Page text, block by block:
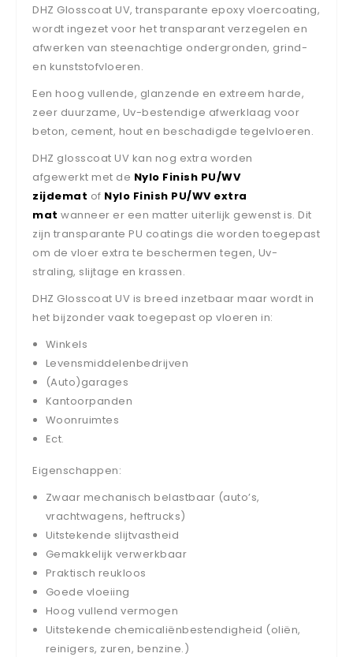
DHZ Glosscoat UV, transparante epoxy vloercoating,
wordt ingezet voor het transparant verzegelen en
afwerken van steenachtige ondergronden, grind-
en kunststofvloeren.
Een hoog vullende, glanzende en extreem harde,
zeer duurzame, Uv-bestendige afwerklaag voor
beton, cement, hout en beschadigde tegelvloeren.
DHZ glosscoat UV kan nog extra worden
afgewerkt met de Nylo Finish PU/WV
zijdemat of Nylo Finish PU/WV extra
mat wanneer er een matter uiterlijk gewenst is. Dit
zijn transparante PU coatings die worden toegepast
om de vloer extra te beschermen tegen, Uv-
straling, slijtage en krassen.
DHZ Glosscoat UV is breed inzetbaar maar wordt in
het bijzonder vaak toegepast op vloeren in:
Winkels
Levensmiddelenbedrijven
(Auto)garages
Kantoorpanden
Woonruimtes
Ect.
Eigenschappen:
Zwaar mechanisch belastbaar (auto’s,
vrachtwagens, heftrucks)
Uitstekende slijtvastheid
Gemakkelijk verwerkbaar
Praktisch reukloos
Goede vloeiing
Hoog vullend vermogen
Uitstekende chemicaliënbestendigheid (oliën,
reinigers, zuren, benzine.)